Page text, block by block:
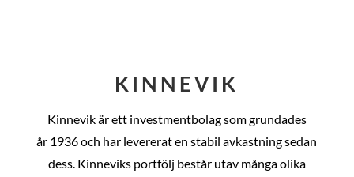
KINNEVIK
Kinnevik är ett investmentbolag som grundades
år 1936 och har levererat en stabil avkastning sedan
dess. Kinneviks portfölj består utav många olika